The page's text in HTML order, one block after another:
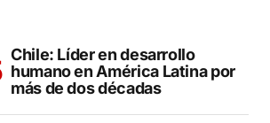
Chile: Líder en desarrollo
humano en América Latina por
más de dos décadas